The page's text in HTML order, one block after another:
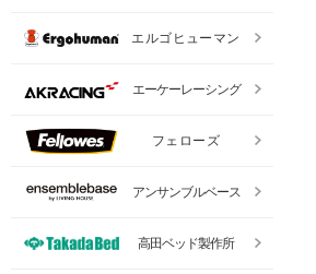
エルゴヒューマン
エーケーレーシング
フェローズ
アンサンブルベース
高田ベッド製作所